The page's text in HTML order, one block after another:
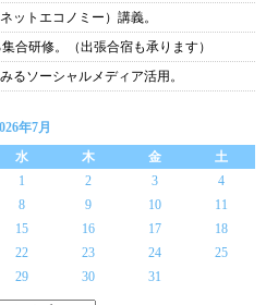
ットエコノミー）講義。
合研修。（出張合宿も承ります）
るソーシャルメディア活用。
年7月
水 木 金
土
1
2 3
4
8 9 10
11
15 16 17
18
22 23 24
25
29 30 31